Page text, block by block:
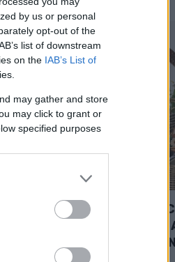
by us or personal
opt-out of the
list of downstream
on the IAB’s List of
may gather and store
may click to grant or
specified purposes
EXTRA: A
NYITJA ÚJ ÉVADÁT
FILHARMONIKUS